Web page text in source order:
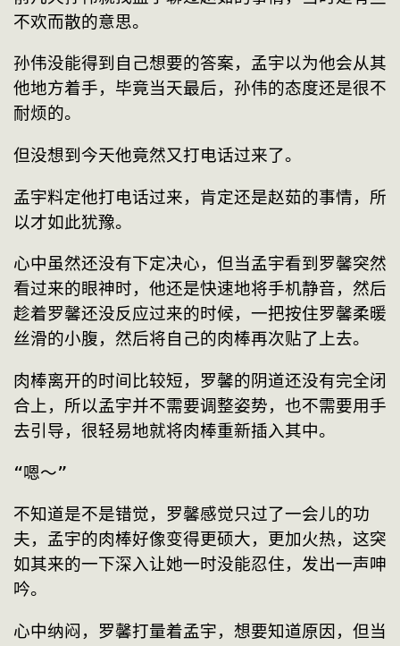
不欢而散的意思。
孙伟没能得到自己想要的答案，孟宇以为他会从其
他地方着手，毕竟当天最后，孙伟的态度还是很不
耐烦的。
但没想到今天他竟然又打电话过来了。
孟宇料定他打电话过来，肯定还是赵茹的事情，所
以才如此犹豫。
心中虽然还没有下定决心，但当孟宇看到罗馨突然
看过来的眼神时，他还是快速地将手机静音，然后
趁着罗馨还没反应过来的时候，一把按住罗馨柔暖
丝滑的小腹，然后将自己的肉棒再次贴了上去。
肉棒离开的时间比较短，罗馨的阴道还没有完全闭
合上，所以孟宇并不需要调整姿势，也不需要用手
去引导，很轻易地就将肉棒重新插入其中。
“嗯～”
不知道是不是错觉，罗馨感觉只过了一会儿的功
夫，孟宇的肉棒好像变得更硕大，更加火热，这突
如其来的一下深入让她一时没能忍住，发出一声呻
吟。
心中纳闷，罗馨打量着孟宇，想要知道原因，但当